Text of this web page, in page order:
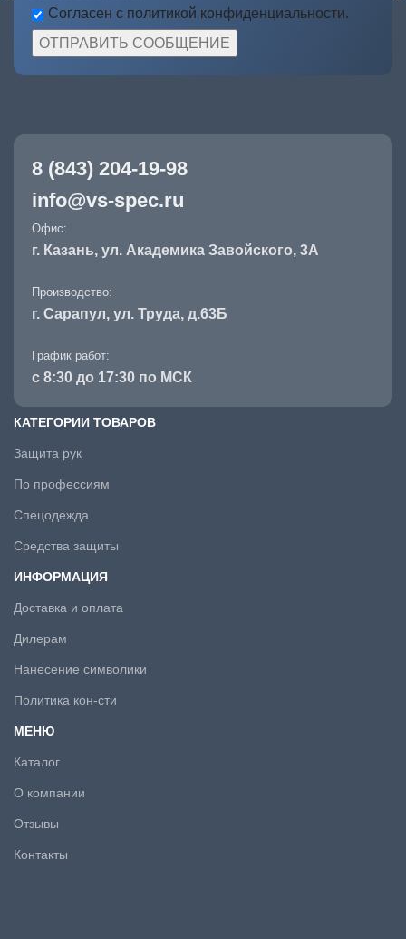
Согласен с политикой конфиденциальности.
КАТЕГОРИИ ТОВАРОВ
Защита рук
По профессиям
Спецодежда
Средства защиты
ИНФОРМАЦИЯ
Доставка и оплата
Дилерам
Нанесение символики
Политика кон-сти
МЕНЮ
Каталог
О компании
Отзывы
Контакты
8 (843) 204-19-98
info@vs-spec.ru
Офис:
г. Казань, ул. Академика Завойского, 3А
Производство:
г. Сарапул, ул. Труда, д.63Б
График работ:
с 8:30 до 17:30 по МСК